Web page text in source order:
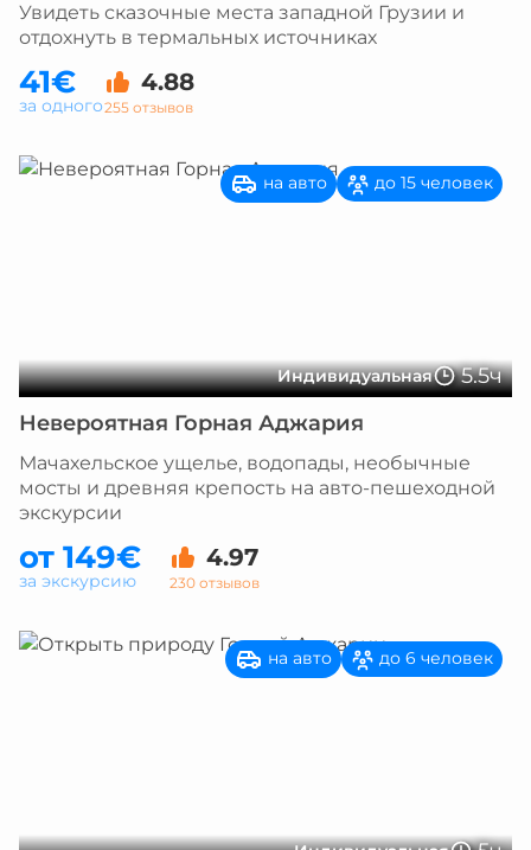
Увидеть сказочные места западной Грузии и
отдохнуть в термальных источниках
41€ 4.88
255 отзывов
за одного
Индивидуальная 5.5ч
на авто до 15 человек
Невероятная Горная Аджария
Мачахельское ущелье, водопады, необычные
мосты и древняя крепость на авто-пешеходной
экскурсии
от 149€ 4.97
230 отзывов
за экскурсию
на авто до 6 человек